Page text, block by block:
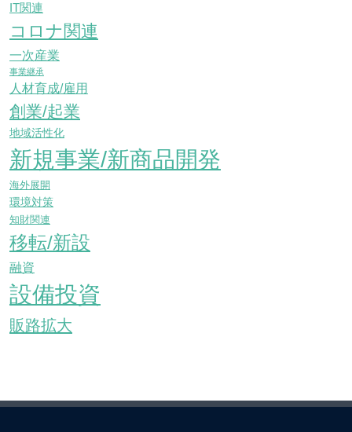
IT関連
コロナ関連
一次産業
事業継承
人材育成/雇用
創業/起業
地域活性化
新規事業/新商品開発
海外展開
環境対策
知財関連
移転/新設
融資
設備投資
販路拡大